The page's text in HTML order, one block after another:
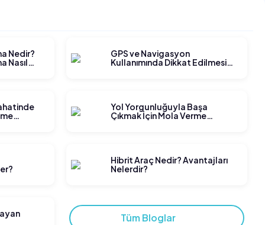
Nedir?
Nasıl
GPS ve Navigasyon
Kullanımında Dikkat Edilmesi
Yol Yorgunluğuyla Başa
Çıkmak İçin Mola Verme
Hibrit Araç Nedir? Avantajları
Nelerdir?
Tüm Bloglar